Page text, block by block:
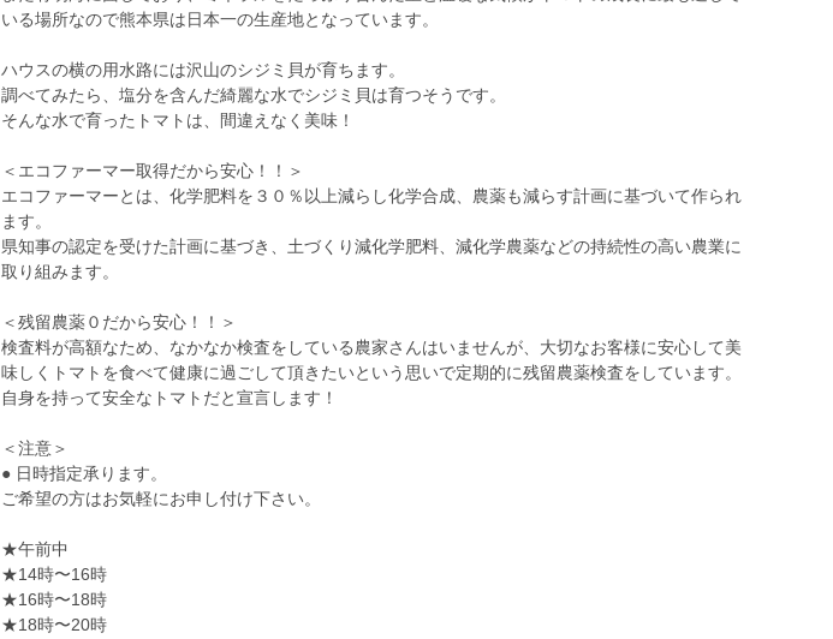
いる場所なので熊本県は日本一の生産地となっています。
ハウスの横の用水路には沢山のシジミ貝が育ちます。
調べてみたら、塩分を含んだ綺麗な水でシジミ貝は育つそうです。
そんな水で育ったトマトは、間違えなく美味！
＜エコファーマー取得だから安心！！＞
エコファーマーとは、化学肥料を３０％以上減らし化学合成、農薬も減らす計画に基づいて作られ
ます。
県知事の認定を受けた計画に基づき、土づくり減化学肥料、減化学農薬などの持続性の高い農業に
取り組みます。
＜残留農薬０だから安心！！＞
検査料が高額なため、なかなか検査をしている農家さんはいませんが、大切なお客様に安心して美
味しくトマトを食べて健康に過ごして頂きたいという思いで定期的に残留農薬検査をしています。
自身を持って安全なトマトだと宣言します！
＜注意＞
● 日時指定承ります。
ご希望の方はお気軽にお申し付け下さい。
★午前中
★14時〜16時
★16時〜18時
★18時〜20時